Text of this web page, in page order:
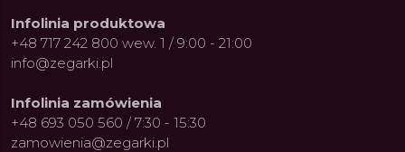
Infolinia produktowa
+48 717 242 800 wew. 1 / 9:00 - 21:00
info@zegarki.pl
Infolinia zamówienia
+48 693 050 560 / 7:30 - 15:30
zamowienia@zegarki.pl